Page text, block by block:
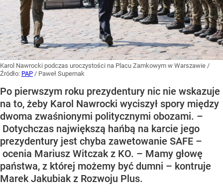
Karol Nawrocki podczas uroczystości na Placu Zamkowym w Warszawie /
Źródło: PAP / Paweł Supernak
Po pierwszym roku prezydentury nic nie wskazuje
na to, żeby Karol Nawrocki wyciszył spory między
dwoma zwaśnionymi politycznymi obozami. –
Dotychczas największą hańbą na karcie jego
prezydentury jest chyba zawetowanie SAFE –
ocenia Mariusz Witczak z KO. – Mamy głowę
państwa, z której możemy być dumni – kontruje
Marek Jakubiak z Rozwoju Plus.